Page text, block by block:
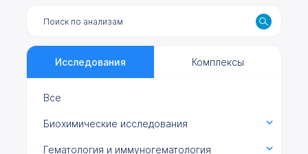
Исследования Комплексы
Все
Биохимические исследования
Гематология и иммуногематология